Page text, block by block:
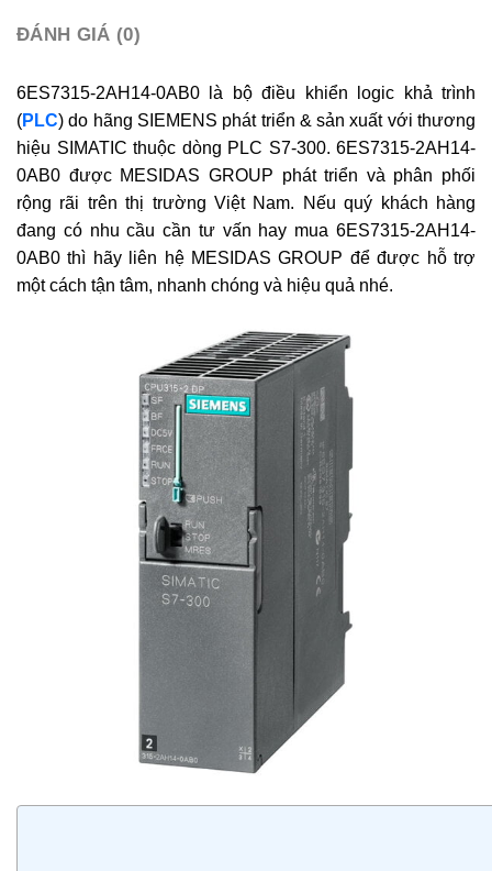
ĐÁNH GIÁ (0)
6ES7315-2AH14-0AB0 là bộ điều khiển logic khả trình
(PLC) do hãng SIEMENS phát triển & sản xuất với thương
hiệu SIMATIC thuộc dòng PLC S7-300. 6ES7315-2AH14-
0AB0 được MESIDAS GROUP phát triển và phân phối
rộng rãi trên thị trường Việt Nam. Nếu quý khách hàng
đang có nhu cầu cần tư vấn hay mua 6ES7315-2AH14-
0AB0 thì hãy liên hệ MESIDAS GROUP để được hỗ trợ
một cách tận tâm, nhanh chóng và hiệu quả nhé.